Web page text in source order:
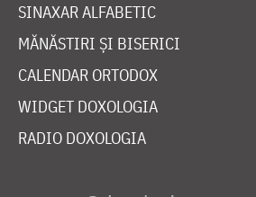
SINAXAR ALFABETIC
MĂNĂSTIRI ȘI BISERICI
CALENDAR ORTODOX
WIDGET DOXOLOGIA
RADIO DOXOLOGIA